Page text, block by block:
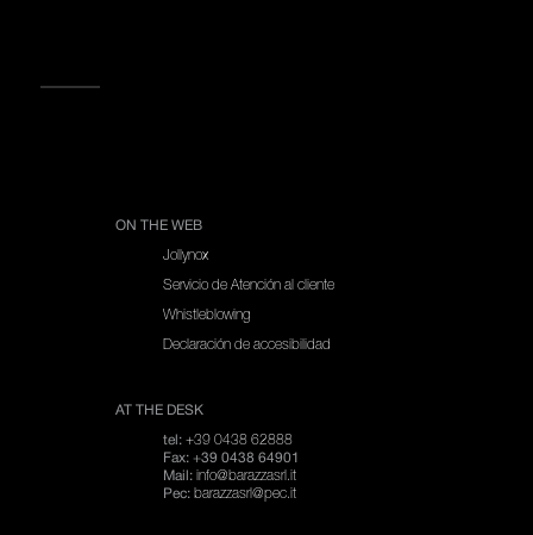
ON THE WEB
Jollynox
Servicio de Atención al cliente
Whistleblowing
Declaración de accesibilidad
AT THE DESK
tel: +39 0438 62888
Fax: +39 0438 64901
Mail: info@barazzasrl.it
Pec: barazzasrl@pec.it